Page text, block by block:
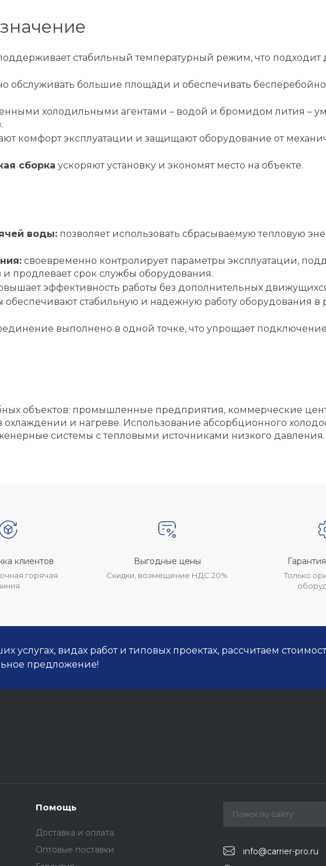
стабильный температурный режим, что
обслуживать большие площади и обеспечивать
холодильными агентами – водой и бромидом лития –
комфорт эксплуатации и защищают оборудование от
сборка ускоряют установку и экономят место на объекте.
воды:позволяет использовать сбрасываемую тепловую
своевременно контролирует параметры эксплуатации,
продлевает срок службы оборудования.
эффективность работы без дополнительных
стабильную и надежную работу оборудования в
выполнено в одной точке, что упрощает
объектов: промышленные предприятия, коммерческие
охлаждении и нагреве. Использование абсорбционного
системы с тепловыми источниками низкого давления.
клиентов
горячая
Выгодные цены
Скидки, возмещение НДС 20%
Только
услугах, видах работ и типовых проектах, рассчитаем
предложение!
Помощь
Доставка и оплата
Оптовые поставки
info@carrier-pro.ru